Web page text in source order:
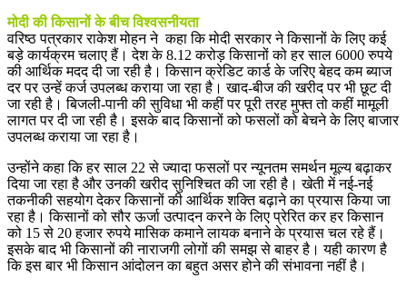
मोदी की किसानों के बीच विश्वसनीयता
वरिष्ठ पत्रकार राकेश मोहन ने कहा कि मोदी सरकार ने किसानों के लिए कई
बड़े कार्यक्रम चलाए हैं। देश के 8.12 करोड़ किसानों को हर साल 6000 रुपये
की आर्थिक मदद दी जा रही है। किसान क्रेडिट कार्ड के जरिए बेहद कम ब्याज
दर पर उन्हें कर्ज उपलब्ध कराया जा रहा है। खाद-बीज की खरीद पर भी छूट दी
जा रही है। बिजली-पानी की सुविधा भी कहीं पर पूरी तरह मुफ्त तो कहीं मामूली
लागत पर दी जा रही है। इसके बाद किसानों को फसलों को बेचने के लिए बाजार
उपलब्ध कराया जा रहा है।
उन्होंने कहा कि हर साल 22 से ज्यादा फसलों पर न्यूनतम समर्थन मूल्य बढ़ाकर
दिया जा रहा है और उनकी खरीद सुनिश्चित की जा रही है। खेती में नई-नई
तकनीकी सहयोग देकर किसानों की आर्थिक शक्ति बढ़ाने का प्रयास किया जा
रहा है। किसानों को सौर ऊर्जा उत्पादन करने के लिए प्रेरित कर हर किसान
को 15 से 20 हजार रुपये मासिक कमाने लायक बनाने के प्रयास चल रहे हैं।
इसके बाद भी किसानों की नाराजगी लोगों की समझ से बाहर है। यही कारण है
कि इस बार भी किसान आंदोलन का बहुत असर होने की संभावना नहीं है।